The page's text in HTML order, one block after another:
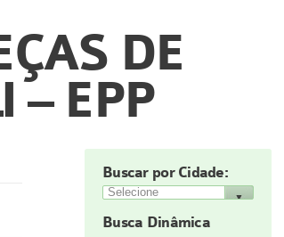
DE
– EPP
Buscar por Cidade:
Busca Dinâmica